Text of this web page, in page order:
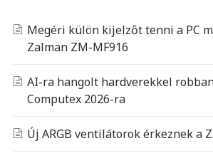
Megéri külön kijelzőt tenni a PC
Zalman ZM-MF916
AI-ra hangolt hardverekkel
Computex 2026-ra
Új ARGB ventilátorok érkeznek a